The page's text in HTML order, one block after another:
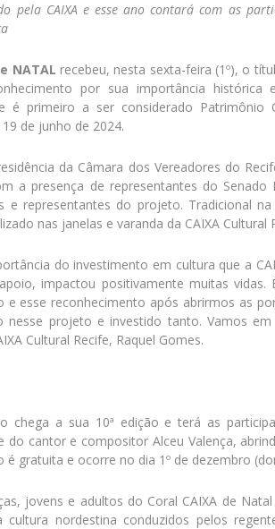
pela CAIXA e esse ano contará com as
NATAL recebeu, nesta sexta-feira (1º), o
por sua importância
é primeiro a ser considerado Patrimônio
de junho de 2024.
da Câmara dos Vereadores do
a presença de representantes do Senado
e representantes do projeto. Tradicional
nas janelas e varanda da CAIXA
do investimento em cultura que a
impactou positivamente muitas vidas.
e esse reconhecimento após abrirmos as
nesse projeto e investido tanto. Vamos
Cultural Recife, Raquel Gomes.
chega a sua 10ª edição e terá as
do cantor e compositor Alceu Valença,
é gratuita e ocorre no dia 1º de dezembro
jovens e adultos do Coral CAIXA de
cultura nordestina conduzidos pelos